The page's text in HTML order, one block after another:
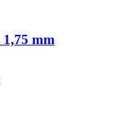
mm